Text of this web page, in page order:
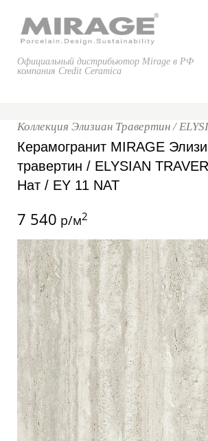
Официальный дистрибьютор Mirage в РФ
компания Credit Ceramica
Коллекция Элизиан Травертин /
Керамогранит MIRAGE
травертин / ELYSIAN
Нат / EY 11 NAT
7 540 р/м2